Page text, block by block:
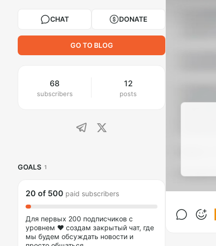
CHAT DONATE
GO TO BLOG
68
subscribers
12
posts
GOALS 1
20 of 500 paid subscribers
Для первых 200 подписчиков с
уровнем ❤️ создам закрытый чат, где
мы будем обсуждать новости и